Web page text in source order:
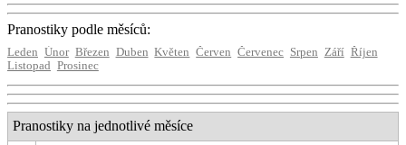
Pranostiky podle měsíců:
Leden Únor Březen Duben Květen Červen Červenec Srpen Září Říjen
Listopad Prosinec
Pranostiky na jednotlivé měsíce